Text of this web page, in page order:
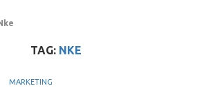
TAG: NKE
MARKETING